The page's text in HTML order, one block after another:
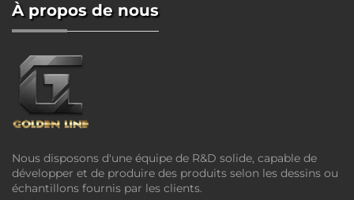
À propos de nous
Nous disposons d'une équipe de R&D solide, capable de
développer et de produire des produits selon les dessins ou
échantillons fournis par les clients.